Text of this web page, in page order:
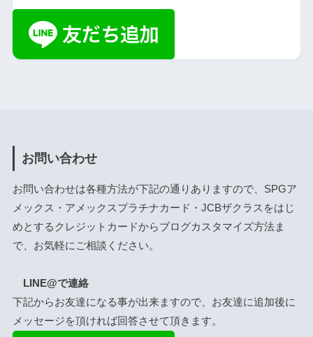
お問い合わせ
お問い合わせは各種方法が下記の通りありますので、SPGア
メックス・アメックスプラチナカード・JCBザクラスをはじ
めとするクレジットカードからブログカスタマイズ方法ま
で、お気軽にご相談ください。
LINE@で連絡
下記からお友達になる事が出来ますので、お友達に追加後に
メッセージを頂ければ回答させて頂きます。